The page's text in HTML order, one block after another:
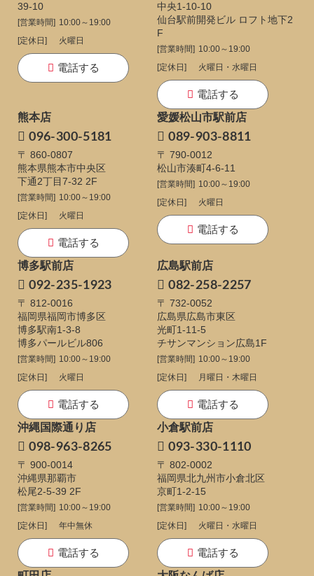
39-10
[営業時間] 10:00～19:00
[定休日]
火曜日
電話する
中央1-10-10
仙台駅前開発ビル ロフト地下2
F
[営業時間] 10:00～19:00
[定休日]
火曜日・水曜日
電話する
熊本店
096-300-5181
〒 860-0807
熊本県熊本市中央区
下通2丁目7-32 2F
[営業時間] 10:00～19:00
[定休日]
火曜日
電話する
愛媛松山市駅前店
089-903-8811
〒 790-0012
松山市湊町4-6-11
[営業時間] 10:00～19:00
[定休日]
火曜日
電話する
博多駅前店
092-235-1923
〒 812-0016
福岡県福岡市博多区
博多駅南1-3-8
博多パールビル806
[営業時間] 10:00～19:00
[定休日]
火曜日
電話する
広島駅前店
082-258-2257
〒 732-0052
広島県広島市東区
光町1-11-5
チサンマンション広島1F
[営業時間] 10:00～19:00
[定休日]
月曜日・木曜日
電話する
沖縄国際通り店
098-963-8265
〒 900-0014
沖縄県那覇市
松尾2-5-39 2F
[営業時間] 10:00～19:00
[定休日]
年中無休
電話する
小倉駅前店
093-330-1110
〒 802-0002
福岡県北九州市小倉北区
京町1-2-15
[営業時間] 10:00～19:00
[定休日]
火曜日・水曜日
電話する